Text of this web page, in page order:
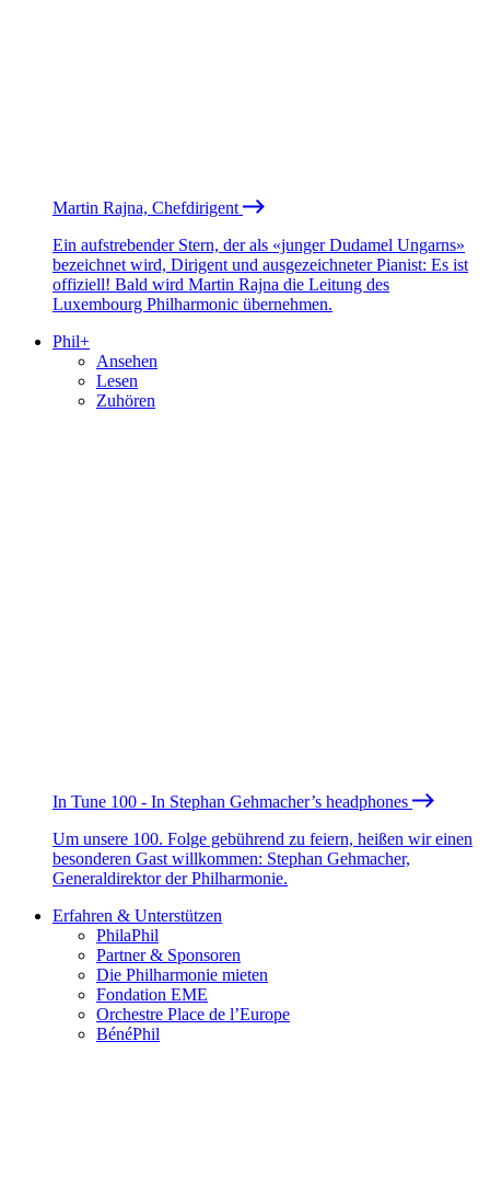
Martin Rajna, Chefdirigent
Ein aufstrebender Stern, der als «junger Dudamel Ungarns»
bezeichnet wird, Dirigent und ausgezeichneter Pianist: Es ist
offiziell! Bald wird Martin Rajna die Leitung des
Luxembourg Philharmonic übernehmen.
Phil+
Ansehen
Lesen
Zuhören
In Tune 100 - In Stephan Gehmacher’s headphones
Um unsere 100. Folge gebührend zu feiern, heißen wir einen
besonderen Gast willkommen: Stephan Gehmacher,
Generaldirektor der Philharmonie.
Erfahren & Unterstützen
PhilaPhil
Partner & Sponsoren
Die Philharmonie mieten
Fondation EME
Orchestre Place de l’Europe
BénéPhil